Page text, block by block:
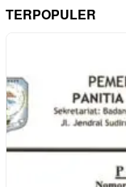
TERPOPULER